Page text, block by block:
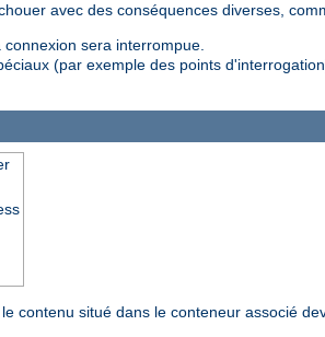
avec des conséquences diverses,
sera interrompue.
(par exemple des points
contenu situé dans le conteneur associé